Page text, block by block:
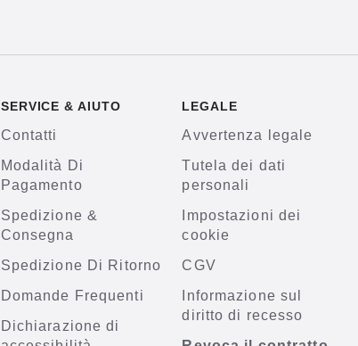
SERVICE & AIUTO
Contatti
Modalità Di
Pagamento
Spedizione &
Consegna
Spedizione Di Ritorno
Domande Frequenti
Dichiarazione di
LEGALE
Avvertenza legale
Tutela dei dati
personali
Impostazioni dei
cookie
CGV
Informazione sul
diritto di recesso